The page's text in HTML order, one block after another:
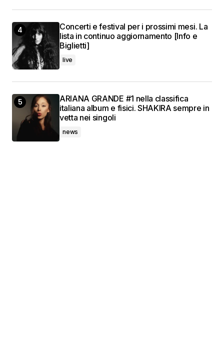
Concerti e festival per i prossimi mesi. La
lista in continuo aggiornamento [Info e
Biglietti]
live
ARIANA GRANDE #1 nella classifica
italiana album e fisici. SHAKIRA sempre in
vetta nei singoli
news